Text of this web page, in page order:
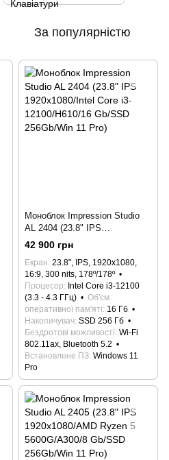
За популярністю
Моноблок Impression Studio
AL 2404 (23.8" IPS
1920x1080/Intel Core i3-
12100/H610/16 Gb/SSD
256Gb/Win 11 Pro)
42 900 грн
Екран 23.8", IPS, 1920x1080,
16:9, 300 nits, 178º/178º
Процесор
Intel Core i3-12100
(3.3 - 4.3 ГГц)
Об'єм
оперативної пам'яті 16 Гб
Накопичувач SSD 256 Гб
Бездротові можливості Wi-Fi
802.11ax, Bluetooth 5.2
Встановлене ПЗ Windows 11
Pro